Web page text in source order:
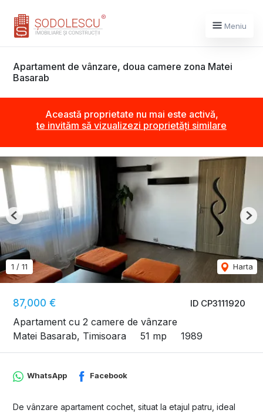
Meniu
Apartament de vânzare, doua camere zona Matei
Basarab
Această proprietate nu mai este activă,
te invităm să vizualizezi proprietăți similare
ID CP3111920
87,000 €
Apartament cu 2 camere de vânzare
Matei Basarab, Timisoara
51 mp 1989
1 / 11 Harta
Previous
WhatsApp Facebook
De vânzare apartament cochet, situat la etajul patru, ideal